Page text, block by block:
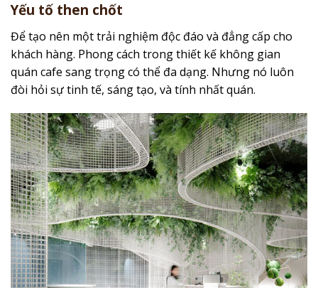
Yếu tố then chốt
Để tạo nên một trải nghiệm độc đáo và đẳng cấp cho
khách hàng. Phong cách trong thiết kế không gian
quán cafe sang trọng có thể đa dạng. Nhưng nó luôn
đòi hỏi sự tinh tế, sáng tạo, và tính nhất quán.